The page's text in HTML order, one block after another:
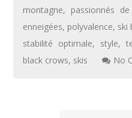
montagne, passionnés
enneigées, polyvalence, ski
stabilité optimale, style,
black crows, skis No